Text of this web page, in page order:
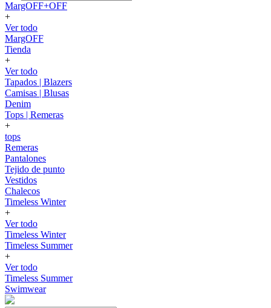
MargOFF+OFF
+
Ver todo
MargOFF
Tienda
+
Ver todo
Tapados | Blazers
Camisas | Blusas
Denim
Tops | Remeras
+
tops
Remeras
Pantalones
Tejido de punto
Vestidos
Chalecos
Timeless Winter
+
Ver todo
Timeless Winter
Timeless Summer
+
Ver todo
Timeless Summer
Swimwear